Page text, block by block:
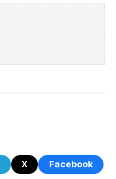
X
Facebook